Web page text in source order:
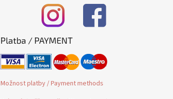
Platba / PAYMENT
Možnost platby / Payment methods